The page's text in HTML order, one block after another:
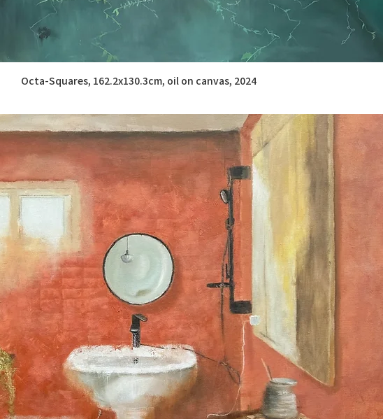
Octa-Squares, 162.2x130.3cm, oil on canvas, 2024